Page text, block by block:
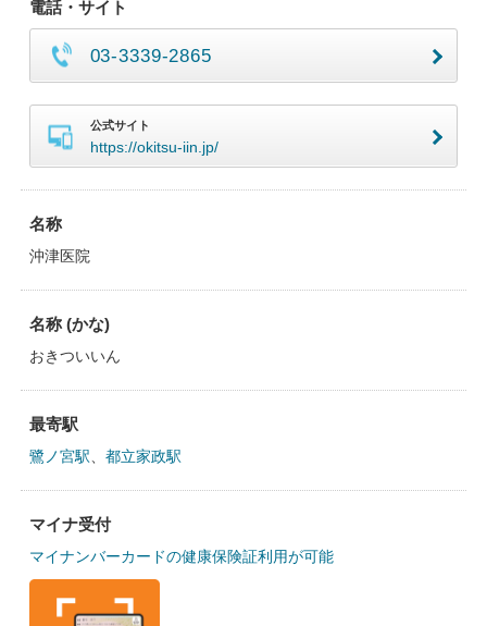
電話・サイト
03-3339-2865
公式サイト
https://okitsu-iin.jp/
名称
沖津医院
名称 (かな)
おきついいん
最寄駅
鷺ノ宮駅 都立家政駅
マイナ受付
マイナンバーカードの健康保険証利用が可能